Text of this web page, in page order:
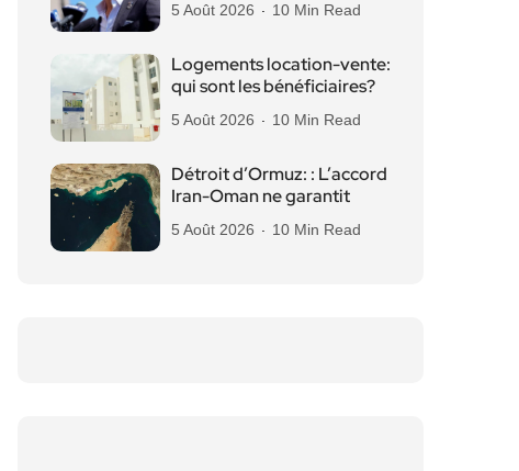
5 Août 2026 10 Min Read
Logements location-vente:
qui sont les bénéficiaires?
5 Août 2026 10 Min Read
Détroit d’Ormuz: : L’accord
Iran-Oman ne garantit
5 Août 2026 10 Min Read